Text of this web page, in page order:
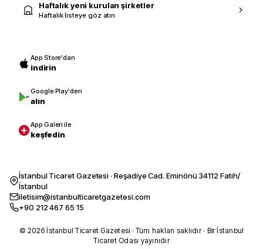
Haftalık yeni kurulan şirketler
Haftalık listeye göz atın
App Store'dan
indirin
Google Play'den
alın
App Galeri ile
keşfedin
İstanbul Ticaret Gazetesi · Reşadiye Cad. Eminönü 34112 Fatih/
İstanbul
iletisim@istanbulticaretgazetesi.com
+90 212 467 65 15
© 2026 İstanbul Ticaret Gazetesi · Tüm hakları saklıdır · Bir İstanbul
Ticaret Odası yayınıdır